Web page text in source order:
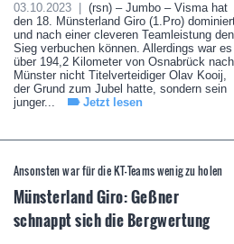
03.10.2023 |
(rsn) – Jumbo – Visma hat
den 18. Münsterland Giro (1.Pro)
und nach einer cleveren Teamleistung den
Sieg verbuchen können. Allerdings war es
über 194,2 Kilometer von Osnabrück nach
Münster nicht Titelverteidiger Olav Kooij,
der Grund zum Jubel hatte, sondern sein
junger...
Jetzt lesen
Ansonsten war für die KT-Teams wenig zu holen
Münsterland Giro: Geßner
schnappt sich die Bergwertung